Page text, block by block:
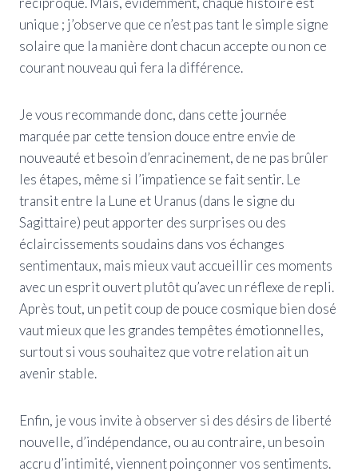
unique ; j’observe que ce n’est pas tant le simple signe
solaire que la manière dont chacun accepte ou non ce
courant nouveau qui fera la différence.
Je vous recommande donc, dans cette journée
marquée par cette tension douce entre envie de
nouveauté et besoin d’enracinement, de ne pas brûler
les étapes, même si l’impatience se fait sentir. Le
transit entre la Lune et Uranus (dans le signe du
Sagittaire) peut apporter des surprises ou des
éclaircissements soudains dans vos échanges
sentimentaux, mais mieux vaut accueillir ces moments
avec un esprit ouvert plutôt qu’avec un réflexe de repli.
Après tout, un petit coup de pouce cosmique bien dosé
vaut mieux que les grandes tempêtes émotionnelles,
surtout si vous souhaitez que votre relation ait un
avenir stable.
Enfin, je vous invite à observer si des désirs de liberté
nouvelle, d’indépendance, ou au contraire, un besoin
accru d’intimité, viennent poinçonner vos sentiments.